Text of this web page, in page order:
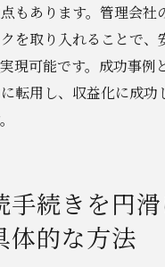
もあります。管理会社
を取り入れることで、
現可能です。成功事例
転用し、収益化に成功
手続きを円
体的な方法